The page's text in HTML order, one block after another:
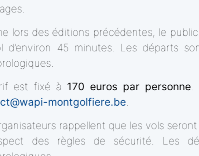
lors des éditions précédentes, le
d’environ 45 minutes. Les départs
est fixé à 170 euros par personne.
montgolfiere.be.
rappellent que les vols
des règles de sécurité. Les